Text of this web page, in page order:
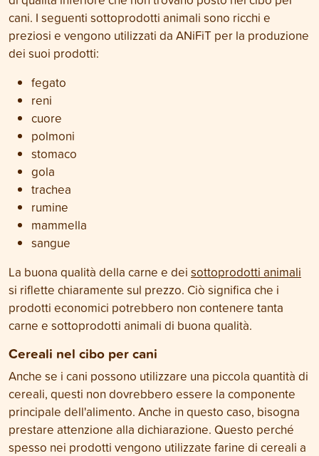
cani. I seguenti sottoprodotti animali sono ricchi e
preziosi e vengono utilizzati da ANiFiT per la produzione
dei suoi prodotti:
fegato
reni
cuore
polmoni
stomaco
gola
trachea
rumine
mammella
sangue
La buona qualità della carne e dei sottoprodotti animali
si riflette chiaramente sul prezzo. Ciò significa che i
prodotti economici potrebbero non contenere tanta
carne e sottoprodotti animali di buona qualità.
Cereali nel cibo per cani
Anche se i cani possono utilizzare una piccola quantità di
cereali, questi non dovrebbero essere la componente
principale dell'alimento. Anche in questo caso, bisogna
prestare attenzione alla dichiarazione. Questo perché
spesso nei prodotti vengono utilizzate farine di cereali a